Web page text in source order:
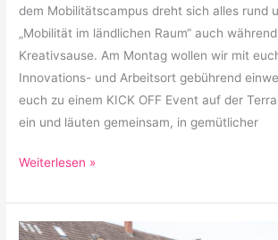
dem Mobilitätscampus dreht sich alles rund
„Mobilität im ländlichen Raum“ auch
Kreativsause. Am Montag wollen wir mit
Innovations- und Arbeitsort gebührend
euch zu einem KICK OFF Event auf der
ein und läuten gemeinsam, in gemütlicher
Weiterlesen »
Smarte